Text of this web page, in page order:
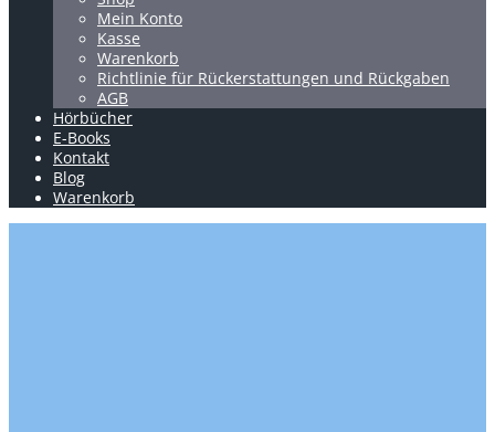
Mein Konto
Kasse
Warenkorb
Richtlinie für Rückerstattungen und Rückgaben
AGB
Hörbücher
E-Books
Kontakt
Blog
Warenkorb